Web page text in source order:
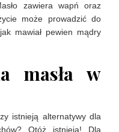
zawiera wapń oraz
może prowadzić do
mawiał pewien mądry
masła w
istnieją alternatywy dla
Otóż istnieją! Dla